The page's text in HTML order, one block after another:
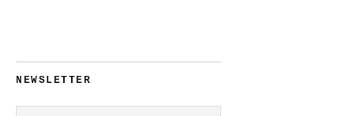
NEWSLETTER